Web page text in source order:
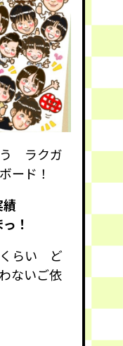
う ラクガ
ード！
績
！
くらい ど
ないご依